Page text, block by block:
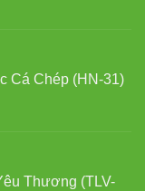
Cá Chép (HN-31)
Thương (TLV-